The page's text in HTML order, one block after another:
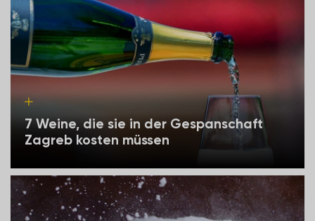
7 Weine, die sie in der Gespanschaft
Zagreb kosten müssen